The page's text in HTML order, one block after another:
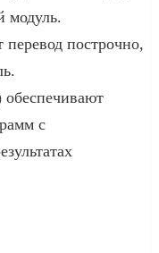
модуль.
перевод построчно,
обеспечивают
с